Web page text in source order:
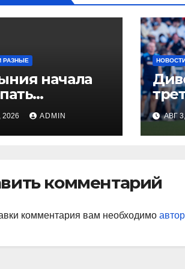
РАЗНЫЕ
начала
из-за
2026 ADMIN АВГ
комментарий
комментария вам необходимо